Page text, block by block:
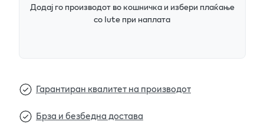
Додај го производот во кошничка и избери плаќање
со Iute при наплата
Гарантиран квалитет на производот
Брза и безбедна достава